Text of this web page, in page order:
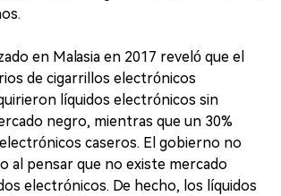
en Malasia en 2017 reveló que el
de cigarrillos electrónicos
líquidos electrónicos sin
negro, mientras que un 30%
caseros. El gobierno no
al pensar que no existe mercado
electrónicos. De hecho, los líquidos